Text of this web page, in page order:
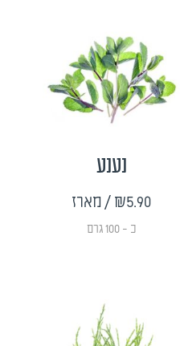
נענע
₪5.90/ מארז
כ - 100 גרם